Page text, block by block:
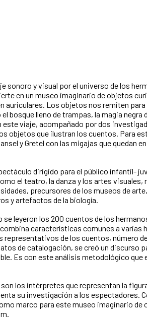
sonoro y visual por el universo de los
en un museo imaginario de objetos
auriculares. Los objetos nos remiten
bosque lleno de trampas, la magia negra
este viaje, acompañado por dos
objetos que ilustran los cuentos. Para
y Gretel con las migajas que quedan
dirigido para el público infantil-
el teatro, la danza y los artes visuales,
precursores de los museos de
y artefactos de la biología.
leyeron los 200 cuentos de los
características comunes a
representativos de los cuentos, número
de catalogación, se creó un discurso
Es con este análisis metodológico que
los intérpretes que representan la
su investigación a los espectadores.
marco para este museo imaginario de